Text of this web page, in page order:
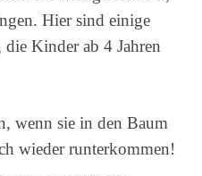
Hier sind einige
Kinder ab 4 Jahren
wenn sie in den Baum
wieder runterkommen!